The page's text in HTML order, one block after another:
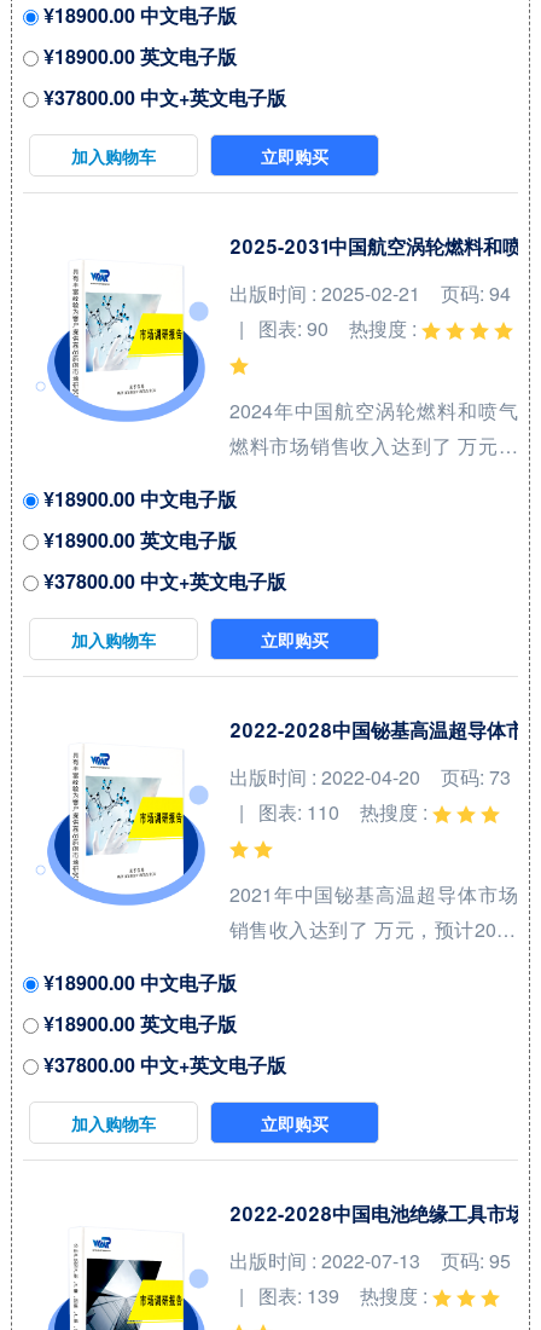
增长率（CAGR）为
47.5%（2023-2029）。地区层面
来看，中国市场在过去几年变化
较快，2022年市场规模为 百万美
元，约占全球的 %，预计2029年
将达到 %。 全球水电解制氢催化
Production from Water
Electrolysis）核心厂商包括田中
贵金属集团和庄信万丰等，前两
大厂商占有全球大约7...
¥18900.00 中文电子版
¥18900.00 英文电子版
¥37800.00 中文+英文电子版
加入购物车 立即购买
2025-2031中国航空涡轮燃料和喷
出版时间 : 2025-02-21
页码: 94
| 图表: 90
热搜度 :
2024年中国航空涡轮燃料和喷气
燃料市场销售收入达到了 万元，
2025-2031期间年复合增长率
(CAGR)为 %。本研究项目旨在梳
理航空涡轮燃料和喷气燃料领域
产品系列，洞悉行业特点、市场
存量空间及增量空间，并结合市
喷气燃料领域内各类竞争者所处
Jet Fuel）和涡轮燃料（Turbine
Fuels）是用于飞机发动机的高性
能燃料，广泛应用于民用和军用
航空。航空喷气燃料是一种专门
为喷气式飞机设计的燃料，...
¥18900.00 中文电子版
¥18900.00 英文电子版
¥37800.00 中文+英文电子版
加入购物车 立即购买
2022-2028中国铋基高温超导体市
出版时间 : 2022-04-20
页码: 73
| 图表: 110
热搜度 :
2021年中国铋基高温超导体市场
销售收入达到了 万元，预计2028
间年复合增长率(CAGR)为 %。中
国市场核心厂商包括Bruker、
Sumitomo Electric Industries、
Fujikura Ltd.和American
Superconductor等，按收入计，
大约 %的市场份额。 从产品产品
重要地位，预计2028年份额将达
到 %。同时就应用来看，冶金业
¥18900.00 中文电子版
¥18900.00 英文电子版
¥37800.00 中文+英文电子版
加入购物车 立即购买
2022-2028中国电池绝缘工具市场
出版时间 : 2022-07-13
页码: 95
| 图表: 139
热搜度 :